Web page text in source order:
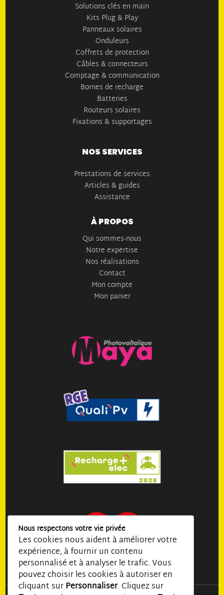
Solutions clés en main
Kits Plug & Play
Panneaux solaires
Onduleurs
Coffrets de protection
Câbles & connecteurs
Comptage & communication
Bornes de recharge
Batteries
Routeurs solaires
Fixations & supportages
NOS SERVICES
Prestations de services
Articles & guides
Assistance
À PROPOS
Qui sommes-nous
Notre expertise
Nos réalisations
Contact
Mon compte
Mon panier
Nous respectons votre vie privée
Les cookies nous aident à améliorer votre
expérience, à fournir un contenu
personnalisé et à analyser le trafic. Vous
pouvez choisir les cookies à autoriser en
cliquant surPersonnaliser. Cliquez sur